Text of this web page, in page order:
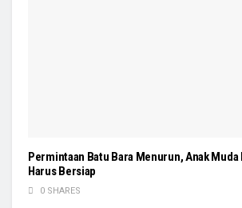
Permintaan Batu Bara Menurun, Anak Muda
Harus Bersiap
0 SHARES